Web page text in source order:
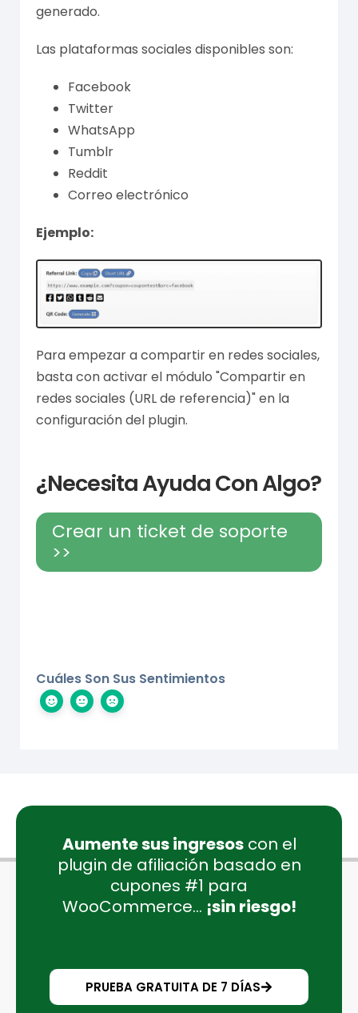
generado.
Las plataformas sociales disponibles son:
Facebook
Twitter
WhatsApp
Tumblr
Reddit
Correo electrónico
Ejemplo:
Para empezar a compartir en redes sociales,
basta con activar el módulo "Compartir en
redes sociales (URL de referencia)" en la
configuración del plugin.
¿Necesita Ayuda Con Algo?
Crear un ticket de soporte
>>
Cuáles Son Sus Sentimientos
Aumente sus ingresoscon el
plugin de afiliación basado en
cupones #1 para
WooCommerce... ¡sin riesgo!
PRUEBA GRATUITA DE 7 DÍAS